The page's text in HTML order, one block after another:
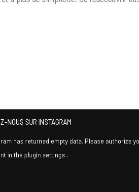
NOUS SUR INSTAGRAM
has returned empty data. Please authorize
in the plugin settings .